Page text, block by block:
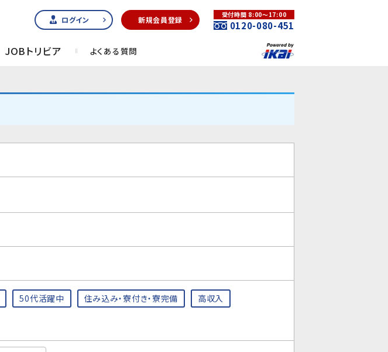
ログイン 新規会員登録
受付時間 8:00～17:00
0120-080-451
JOBトリビア よくある質問
50代活躍中 住み込み・寮付き・寮完備 高収入